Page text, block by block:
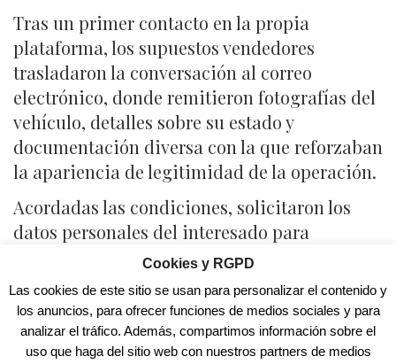
Tras un primer contacto en la propia
plataforma, los supuestos vendedores
trasladaron la conversación al correo
electrónico, donde remitieron fotografías del
vehículo, detalles sobre su estado y
documentación diversa con la que reforzaban
la apariencia de legitimidad de la operación.
Acordadas las condiciones, solicitaron los
datos personales del interesado para
formalizar un contrato de compraventa. Una
vez firmado el documento, la víctima realizó
varias transferencias bancarias por un
importe total de 5.000 euros.
Cookies y RGPD
Las cookies de este sitio se usan para personalizar el contenido y
los anuncios, para ofrecer funciones de medios sociales y para
analizar el tráfico. Además, compartimos información sobre el
uso que haga del sitio web con nuestros partners de medios